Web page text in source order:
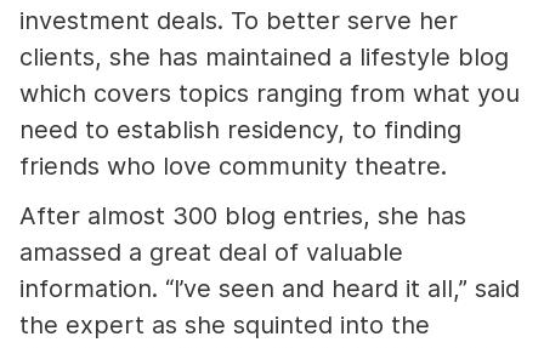
investment deals. To better serve her
clients, she has maintained a lifestyle blog
which covers topics ranging from what you
need to establish residency, to finding
friends who love community theatre.
After almost 300 blog entries, she has
amassed a great deal of valuable
information. “I’ve seen and heard it all,” said
the expert as she squinted into the